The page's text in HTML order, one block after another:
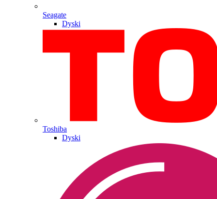
Seagate
Dyski
Toshiba
Dyski